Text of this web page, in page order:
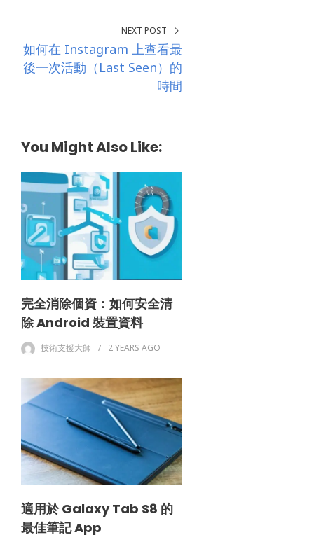
NEXT POST
如何在 Instagram 上查看最
後一次活動（Last Seen）的
時間
You Might Also Like:
完全消除個資：如何安全清
除 Android 裝置資料
技術支援大師 2 YEARS AGO
適用於 Galaxy Tab S8 的
最佳筆記 App